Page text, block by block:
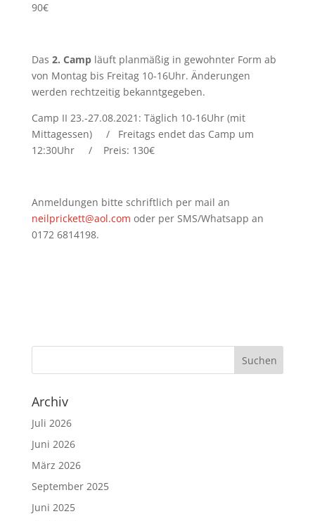
90€
Das 2. Campläuft planmäßig in gewohnter Form ab
von Montag bis Freitag 10-16Uhr. Änderungen
werden rechtzeitig bekanntgegeben.
Camp II 23.-27.08.2021: Täglich 10-16Uhr (mit
Mittagessen) / Freitags endet das Camp um
12:30Uhr / Preis: 130€
Anmeldungen bitte schriftlich per mail an
neilprickett@aol.com oder per SMS/Whatsapp an
0172 6814198.
Archiv
Juli 2026
Juni 2026
März 2026
September 2025
Juni 2025